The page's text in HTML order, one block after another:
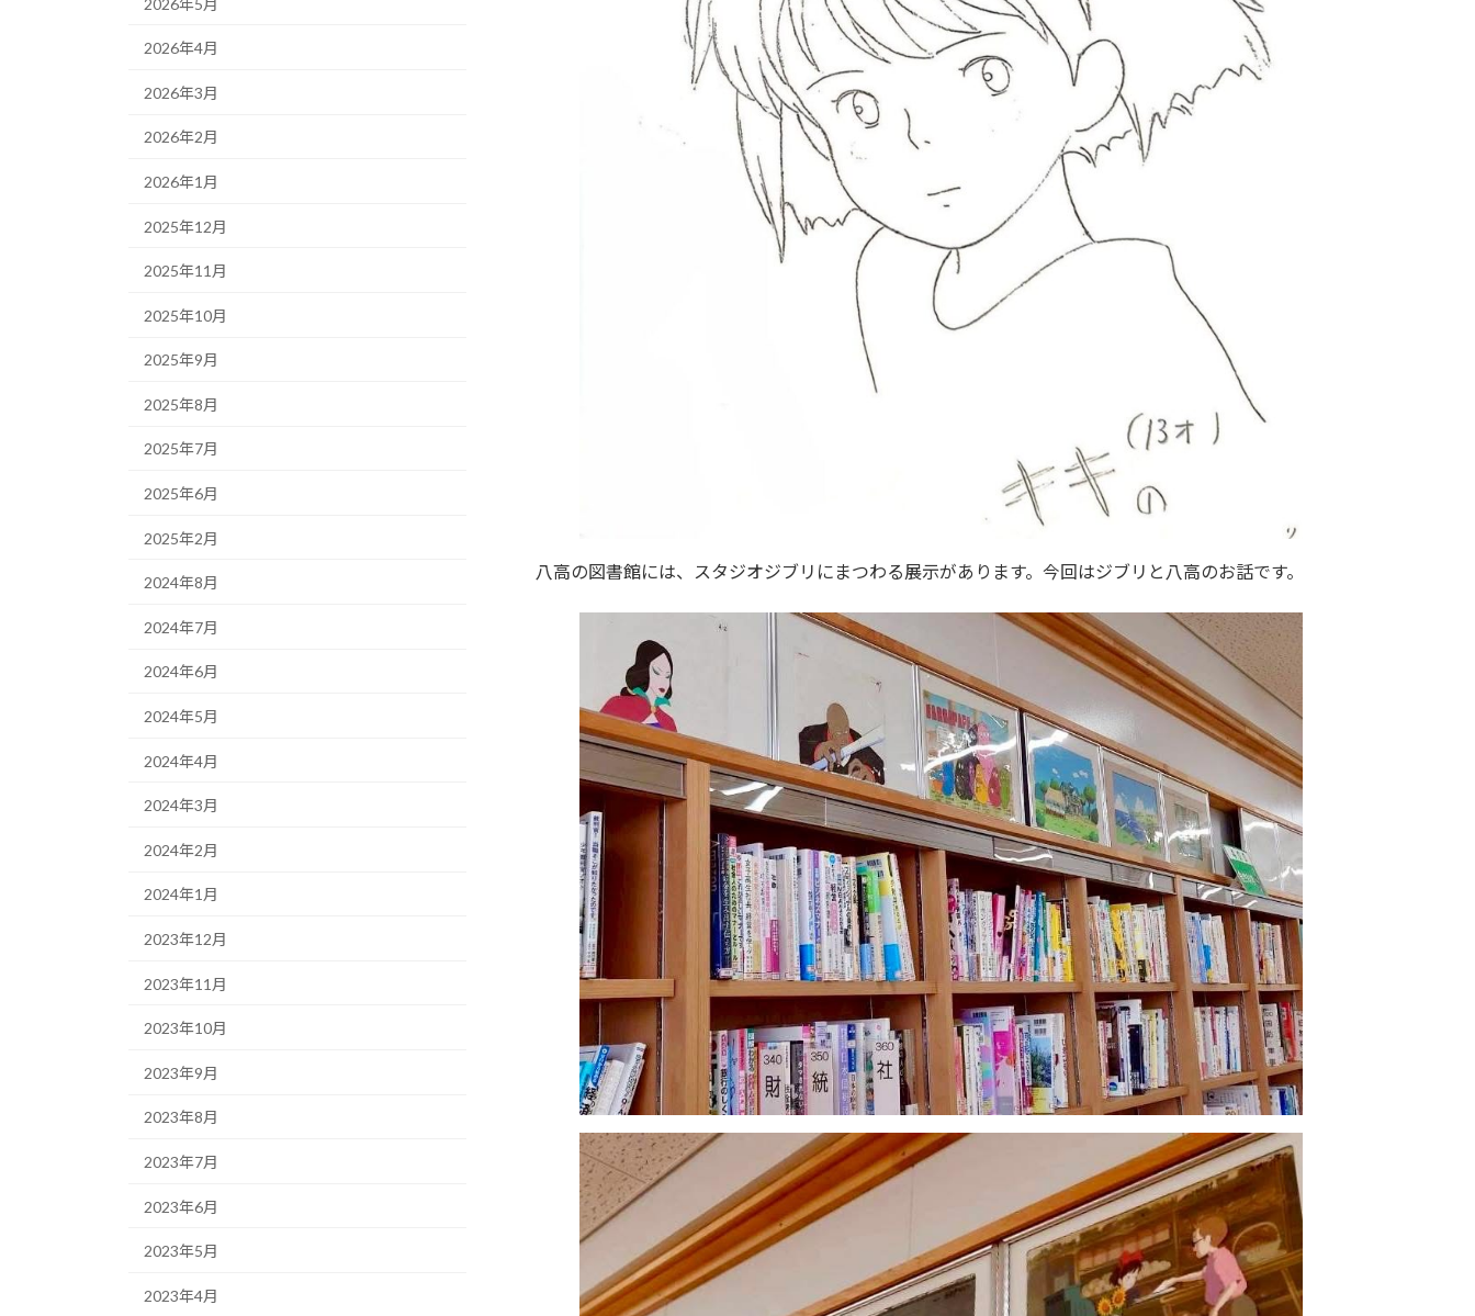
八高の図書館には、スタジオジブリにまつわる展示があります。今回はジブリと八高のお話です。
2026年4月
2026年3月
2026年2月
2026年1月
2025年12月
2025年11月
2025年10月
2025年9月
2025年8月
2025年7月
2025年6月
2025年2月
2024年8月
2024年7月
2024年6月
2024年5月
2024年4月
2024年3月
2024年2月
2024年1月
2023年12月
2023年11月
2023年10月
2023年9月
2023年8月
2023年7月
2023年6月
2023年5月
2023年4月